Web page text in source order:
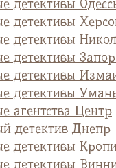
детективы
детективы
детективы
детективы
детективы
детективы
агентства Центр
детектив Днепр
детективы
детективы